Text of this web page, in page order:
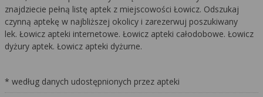
znajdziecie pełną listę aptek z miejscowości Łowicz. Odszukaj
czynną aptekę w najbliższej okolicy i zarezerwuj poszukiwany
lek. Łowicz apteki internetowe. Łowicz apteki całodobowe. Łowicz
dyżury aptek. Łowicz apteki dyżurne.
* według danych udostępnionych przez apteki